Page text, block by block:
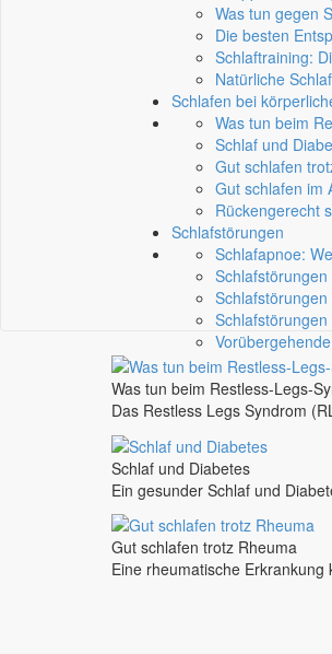
Was tun gegen
Die besten
Schlaftraining:
Natürliche
Schlafen bei
Was tun beim
Schlaf und
Gut schlafen
Gut schlafen im
Rückengerecht
Schlafstörungen
Schlafapnoe:
Was tun beim Restless-Legs-
Das Restless Legs Syndrom
Schlaf und Diabetes
Ein gesunder Schlaf und
Gut schlafen trotz Rheuma
Eine rheumatische